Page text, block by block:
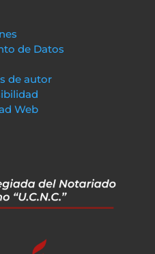
de Datos
de autor
Web